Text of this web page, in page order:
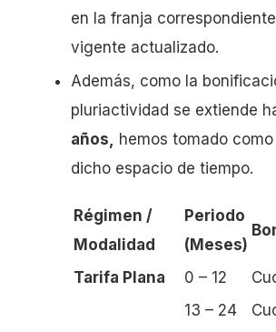
en la franja correspondiente
vigente actualizado.
Además, como la
pluriactividad se extiende
años, hemos tomado
dicho espacio de tiempo.
Régimen /
Modalidad
Periodo
(Meses)
Tarifa Plana
0 – 12
13 – 24